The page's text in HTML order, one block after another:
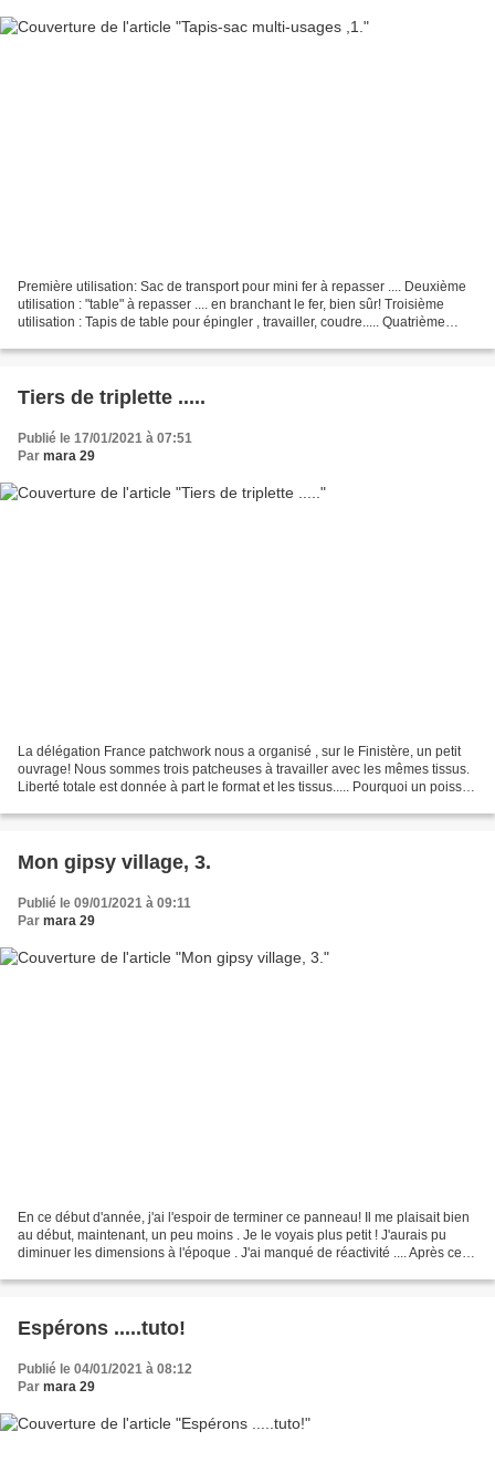
Première utilisation: Sac de transport pour mini fer à repasser .... Deuxième
utilisation : "table" à repasser .... en branchant le fer, bien sûr! Troisième
utilisation : Tapis de table pour épingler , travailler, coudre..... Quatrième
Tiers de triplette .....
Publié le 17/01/2021 à 07:51
Par mara 29
La délégation France patchwork nous a organisé , sur le Finistère, un petit
ouvrage! Nous sommes trois patcheuses à travailler avec les mêmes tissus.
Liberté totale est donnée à part le format et les tissus..... Pourquoi un poisson
Mon gipsy village, 3.
Publié le 09/01/2021 à 09:11
Par mara 29
En ce début d'année, j'ai l'espoir de terminer ce panneau! Il me plaisait bien
au début, maintenant, un peu moins . Je le voyais plus petit ! J'aurais pu
diminuer les dimensions à l'époque . J'ai manqué de réactivité .... Après cette
Espérons .....tuto!
Publié le 04/01/2021 à 08:12
Par mara 29